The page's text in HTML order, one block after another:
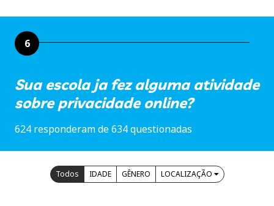
6
Sua escola ja fez alguma atividade
sobre privacidade online?
624 responderam de 634 questionadas
Todos IDADE GÊNERO LOCALIZAÇÃO